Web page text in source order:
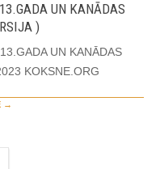
UN KANĀDAS
)
UN KANĀDAS
KOKSNE.ORG
→